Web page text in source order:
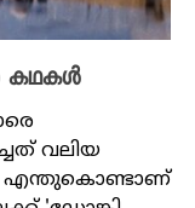
കഥകൾ
വലിയ
എന്തുകൊണ്ടാണ്